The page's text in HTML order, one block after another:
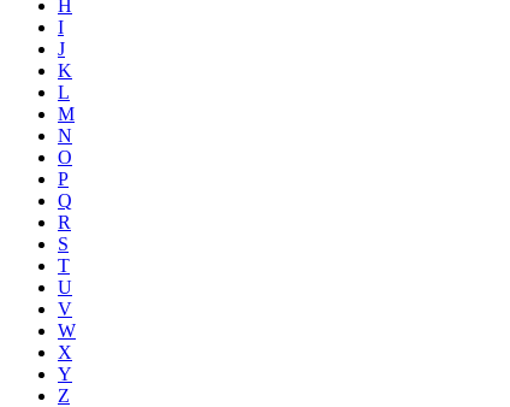
H
I
J
K
L
M
N
O
P
Q
R
S
T
U
V
W
X
Y
Z